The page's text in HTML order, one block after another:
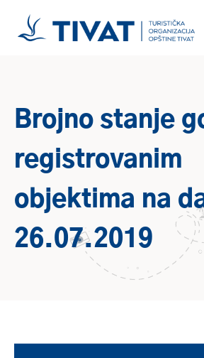
Brojno stanje
registrovanim
objektima na
26.07.2019